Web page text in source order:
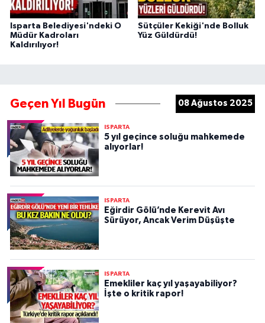
Isparta Belediyesi'ndeki O
Müdür Kadroları
Kaldırılıyor!
Sütçüler Kekiği'nde Bolluk
Yüz Güldürdü!
Geçen Yıl Bugün 08 Ağustos 2025
ISPARTA
5 yıl geçince soluğu mahkemede
alıyorlar!
ISPARTA
Eğirdir Gölü’nde Kerevit Avı
Sürüyor, Ancak Verim Düşüşte
ISPARTA
Emekliler kaç yıl yaşayabiliyor?
İşte o kritik rapor!